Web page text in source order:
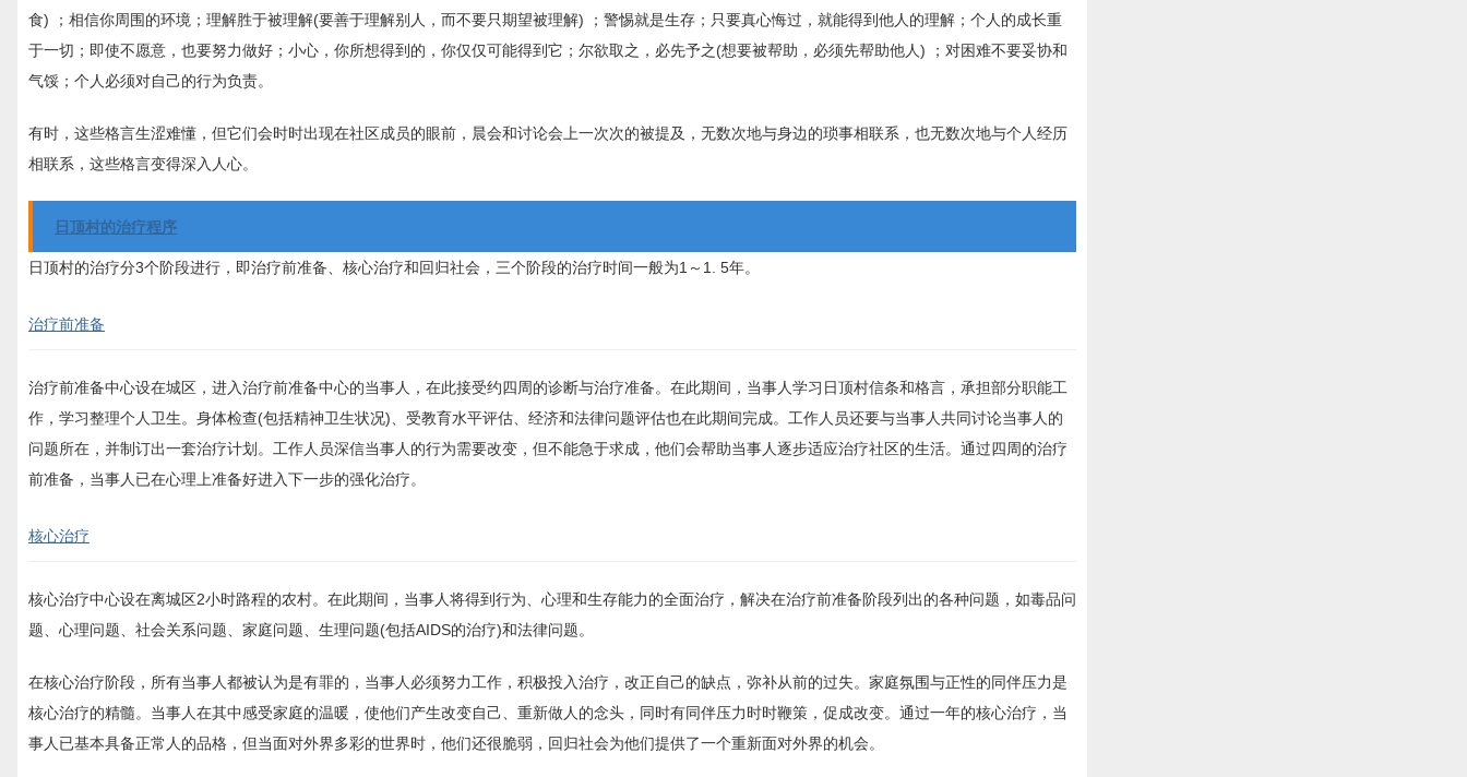
食) ；相信你周围的环境；理解胜于被理解(要善于理解别人，而不要只期望被理解) ；警惕就是生存；只要真心悔过，就能得到他人的理解；个人的成长重
于一切；即使不愿意，也要努力做好；小心，你所想得到的，你仅仅可能得到它；尔欲取之，必先予之(想要被帮助，必须先帮助他人) ；对困难不要妥协和
气馁；个人必须对自己的行为负责。
有时，这些格言生涩难懂，但它们会时时出现在社区成员的眼前，晨会和讨论会上一次次的被提及，无数次地与身边的琐事相联系，也无数次地与个人经历
相联系，这些格言变得深入人心。
日顶村的治疗程序
日顶村的治疗分3个阶段进行，即治疗前准备、核心治疗和回归社会，三个阶段的治疗时间一般为1～1. 5年。
治疗前准备
治疗前准备中心设在城区，进入治疗前准备中心的当事人，在此接受约四周的诊断与治疗准备。在此期间，当事人学习日顶村信条和格言，承担部分职能工
作，学习整理个人卫生。身体检查(包括精神卫生状况)、受教育水平评估、经济和法律问题评估也在此期间完成。工作人员还要与当事人共同讨论当事人的
问题所在，并制订出一套治疗计划。工作人员深信当事人的行为需要改变，但不能急于求成，他们会帮助当事人逐步适应治疗社区的生活。通过四周的治疗
前准备，当事人已在心理上准备好进入下一步的强化治疗。
核心治疗
核心治疗中心设在离城区2小时路程的农村。在此期间，当事人将得到行为、心理和生存能力的全面治疗，解决在治疗前准备阶段列出的各种问题，如毒品问
题、心理问题、社会关系问题、家庭问题、生理问题(包括AIDS的治疗)和法律问题。
在核心治疗阶段，所有当事人都被认为是有罪的，当事人必须努力工作，积极投入治疗，改正自己的缺点，弥补从前的过失。家庭氛围与正性的同伴压力是
核心治疗的精髓。当事人在其中感受家庭的温暖，使他们产生改变自己、重新做人的念头，同时有同伴压力时时鞭策，促成改变。通过一年的核心治疗，当
事人已基本具备正常人的品格，但当面对外界多彩的世界时，他们还很脆弱，回归社会为他们提供了一个重新面对外界的机会。